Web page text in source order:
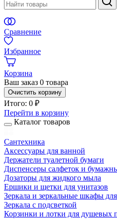
Сравнение
Избранное
Корзина
Ваш заказ 0 товара
Очистить корзину
Итого: 0 ₽
Перейти в корзину
Каталог товаров
Сантехника
Аксессуары для ванной
Держатели туалетной бумаги
Диспенсеры салфеток и
Дозаторы для жидкого мыла
Ершики и щетки для унитазов
Зеркала и зеркальные шкафы
Зеркала с подсветкой
Корзинки и лотки для душевых